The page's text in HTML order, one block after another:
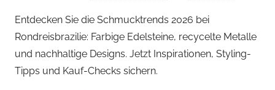
Entdecken Sie die Schmucktrends 2026 bei
Rondreisbrazilie: Farbige Edelsteine, recycelte Metalle
und nachhaltige Designs. Jetzt Inspirationen, Styling-
Tipps und Kauf-Checks sichern.